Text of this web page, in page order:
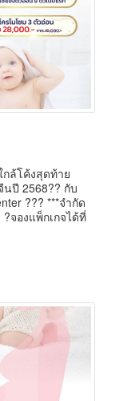
ล้โค้งสุดท้าย
ปี 2568?? กับ
??? ***จำกัด
จองแพ็กเกจได้ที่